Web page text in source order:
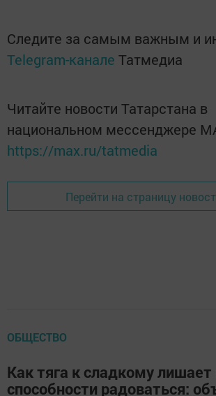
Следите за самым важным и
Telegram-канале Татмедиа
Читайте новости Татарстана в
национальном мессенджере
https://max.ru/tatmedia
Перейти на страницу
ОБЩЕСТВО
Как тяга к сладкому лишает
способности радоваться: